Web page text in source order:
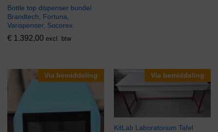
Bottle top dispenser bundel
Brandtech, Fortuna,
Varispenser, Socorex
€ 1.392,00 excl. btw
Via bemiddeling Via bemiddeling
KitLab Laboratorium Tafel